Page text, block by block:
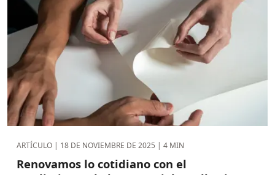
ARTÍCULO | 18 DE NOVIEMBRE DE 2025 | 4 MIN
Renovamos lo cotidiano con el